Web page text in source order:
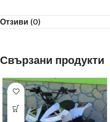
Отзиви (0)
Свързани продукти